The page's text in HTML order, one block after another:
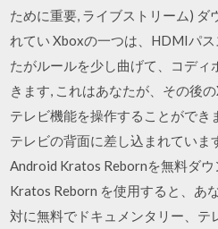
ために重要, ライブストリーム) ダ
れてい Xboxの一つは、HDMIパ
たがルールを少し曲げて、コディ
きます, これはあなたが、その後
テレビ機能を操作することができ
テレビの背面に差し込まれてい
Android Kratos Rebornを無料ダ
Kratos Reborn を使用すると、あ
対に無料でドキュメンタリー、テ